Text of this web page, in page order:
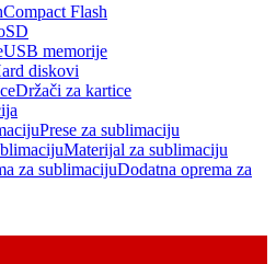
Compact Flash
USB memorije
diskovi
Držači za kartice
Prese za sublimaciju
Materijal za sublimaciju
Dodatna oprema za